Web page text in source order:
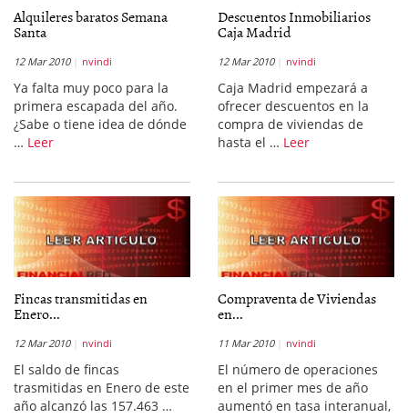
Alquileres baratos Semana
Santa
12 Mar 2010 nvindi
Ya falta muy poco para la
primera escapada del año.
¿Sabe o tiene idea de dónde
… Leer
Descuentos Inmobiliarios
Caja Madrid
12 Mar 2010 nvindi
Caja Madrid empezará a
ofrecer descuentos en la
compra de viviendas de
hasta el … Leer
Fincas transmitidas en
Enero...
12 Mar 2010 nvindi
El saldo de fincas
trasmitidas en Enero de este
año alcanzó las 157.463 …
Compraventa de Viviendas
en...
11 Mar 2010 nvindi
El número de operaciones
en el primer mes de año
aumentó en tasa interanual,